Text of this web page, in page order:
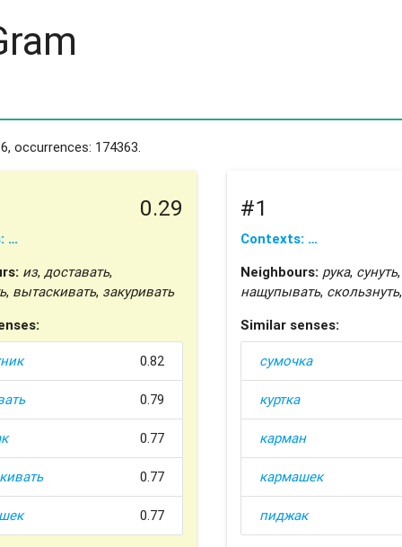
occurrences: 174363.
0.29
…
из, доставать,
, вытаскивать, закуривать
0.82
0.79
0.77
0.77
0.77
#1
Contexts: …
Neighbours: рука, сунуть,
нащупывать, скользнуть,
Similar senses:
сумочка
куртка
карман
кармашек
пиджак